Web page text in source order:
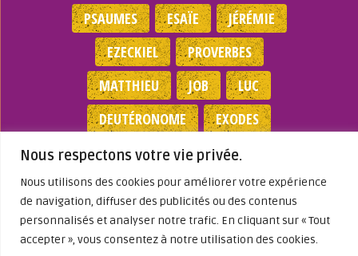
Nous respectons votre vie privée.
Nous utilisons des cookies pour améliorer votre expérience
de navigation, diffuser des publicités ou des contenus
personnalisés et analyser notre trafic. En cliquant sur « Tout
accepter », vous consentez à notre utilisation des cookies.
PSAUMES ESAÏE
JÉRÉMIE
EZECKIEL
PROVERBES
MATTHIEU
JOB
LUC
DEUTÉRONOME
EXODES
NOMBRES
JEAN 1 SAMUEL
Mentions légales|Politique de
confidentialité
Partenaires
Dieu A Agi
Dans ma Vie